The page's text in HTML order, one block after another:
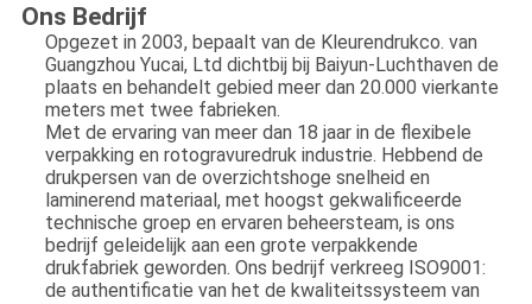
Ons Bedrijf
Opgezet in 2003, bepaalt van de Kleurendrukco. van
Guangzhou Yucai, Ltd dichtbij bij Baiyun-Luchthaven de
plaats en behandelt gebied meer dan 20.000 vierkante
meters met twee fabrieken.
Met de ervaring van meer dan 18 jaar in de flexibele
verpakking en rotogravuredruk industrie. Hebbend de
drukpersen van de overzichtshoge snelheid en
laminerend materiaal, met hoogst gekwalificeerde
technische groep en ervaren beheersteam, is ons
bedrijf geleidelijk aan een grote verpakkende
drukfabriek geworden. Ons bedrijf verkreeg ISO9001:
de authentificatie van het de kwaliteitssysteem van